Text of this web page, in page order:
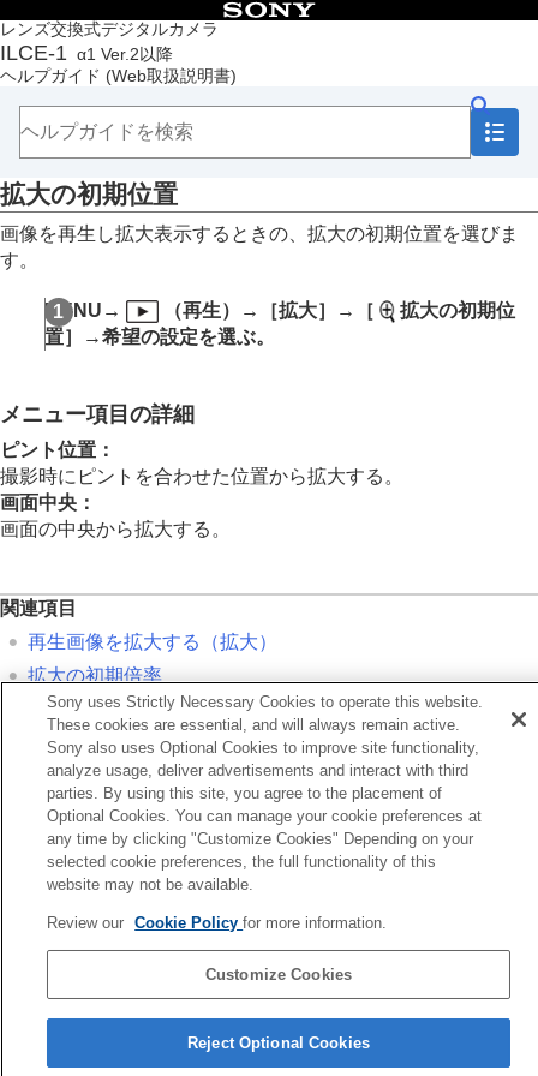
レンズ交換式デジタルカメラ
ILCE-1 α1 Ver.2以降
ヘルプガイド (Web取扱説明書)
目次
トップページ
ヘルプガイドの使いかた
本体と付属品を確認する
本機の基本操作
準備/基本的な撮影
MENU一覧から機能を探す
撮影機能を活用する
再生する
この章の目次
複数メディアの表示設定
再生画像を拡大する（拡大）
拡大の初期位置
記録画像を自動的に回転させる（
動画を再生する
4ch音声のモニタリング
スライドショーで再生する（
ー ）
インターバル連続再生
インターバル再生速度
画像の表示方法を変える
画像間をジャンプ移動する方法を設定する（画像
送り設定）
撮影した画像を保護する（プロテクト）
画像に情報を追加する
トリミング
動画から静止画を切り出す
スマートフォンでできること
拡大の初期位置
画像を再生し拡大表示するときの、拡大の初期位置を選びま
す。
MENU → （再生）→ ［拡大］ → ［
拡大の初期位
置］
→希望の設定を選ぶ。
メニュー項目の詳細
ピント位置 ：
撮影時にピントを合わせた位置から拡大する。
画面中央 ：
画面の中央から拡大する。
関連項目
再生画像を拡大する（拡大）
拡大の初期倍率
の初期倍率
次へ
記録画像を自動的に回転させる（記録画像の回転表
TP1001358495
ヘルプガイドをご覧ください。
言語選択ページへ
5-060-285-03(2)
Sony uses Strictly Necessary Cookies to operate this website.
These cookies are essential, and will always remain active.
Sony also uses Optional Cookies to improve site functionality,
analyze usage, deliver advertisements and interact with third
parties. By using this site, you agree to the placement of
Optional Cookies. You can manage your cookie preferences at
any time by clicking "Customize Cookies" Depending on your
selected cookie preferences, the full functionality of this
website may not be available.
Review our Cookie Policyfor more information.
Customize Cookies
Reject Optional Cookies